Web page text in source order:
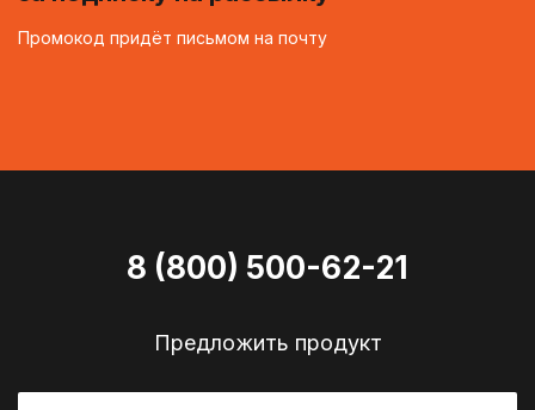
Промокод придёт письмом на почту
8 (800) 500-62-21
Предложить продукт